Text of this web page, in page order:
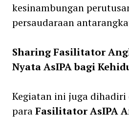
kesinambungan
persaudaraan
Sharing Fasilitator
Nyata AsIPA bagi
Kegiatan ini juga dihadiri
paraFasilitator AsIPA